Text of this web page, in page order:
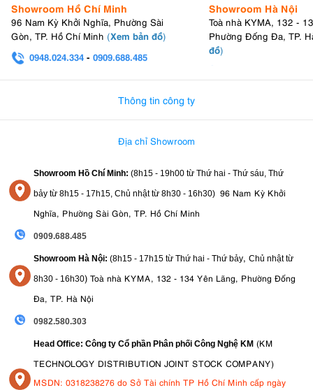
Showroom Hồ Chí Minh
96 Nam Kỳ Khởi Nghĩa, Phường Sài
Gòn, TP. Hồ Chí Minh (Xem bản đồ)
0948.024.334 - 0909.688.485
Showroom Hà Nội
Toà nhà KYMA, 132 -
Phường Đống Đa, TP.
đồ)
Thông tin công ty
Địa chỉ Showroom
Showroom Hồ Chí Minh: (8h15 - 19h00 từ Thứ hai - Thứ sáu, Thứ
bảy từ 8h15 - 17h15, Chủ nhật từ 8h30 - 16h30) 96 Nam Kỳ Khởi
Nghĩa, Phường Sài Gòn, TP. Hồ Chí Minh
0909.688.485
Showroom Hà Nội: (8h15 - 17h15 từ Thứ hai - Thứ bảy, Chủ nhật từ
8h30 - 16h30) Toà nhà KYMA, 132 - 134 Yên Lãng, Phường Đống
Đa, TP. Hà Nội
0982.580.303
Head Office: Công ty Cổ phần Phân phối Công Nghệ KM (KM
TECHNOLOGY DISTRIBUTION JOINT STOCK COMPANY)
MSDN: 0318238276 do Sở Tài chính TP Hồ Chí Minh cấp ngày